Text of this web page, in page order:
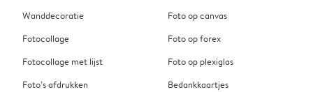
Wanddecoratie
Fotocollage
Fotocollage met lijst
Foto’s afdrukken
Foto op canvas
Foto op forex
Foto op plexiglas
Bedankkaartjes